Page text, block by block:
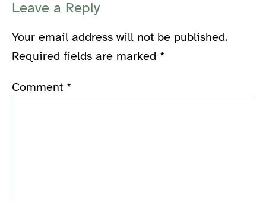
Leave a Reply
Your email address will not be published.
Required fields are marked *
Comment *